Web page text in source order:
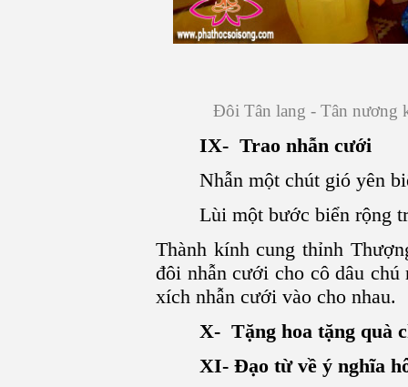
Đôi Tân lang - Tân nương
IX- Trao nhẫn cưới
Nhẫn một chút gió yên
Lùi một bước biển rộng
Thành kính cung thỉnh
đôi nhẫn cưới cho cô dâu
xích nhẫn cưới vào cho nhau.
X- Tặng hoa tặng quà
XI- Đạo từ về ý nghĩa